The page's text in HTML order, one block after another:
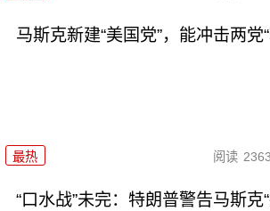
马斯克新建“美国党”，能冲击两党
最热 阅读
“口水战”未完：特朗普警告马斯克